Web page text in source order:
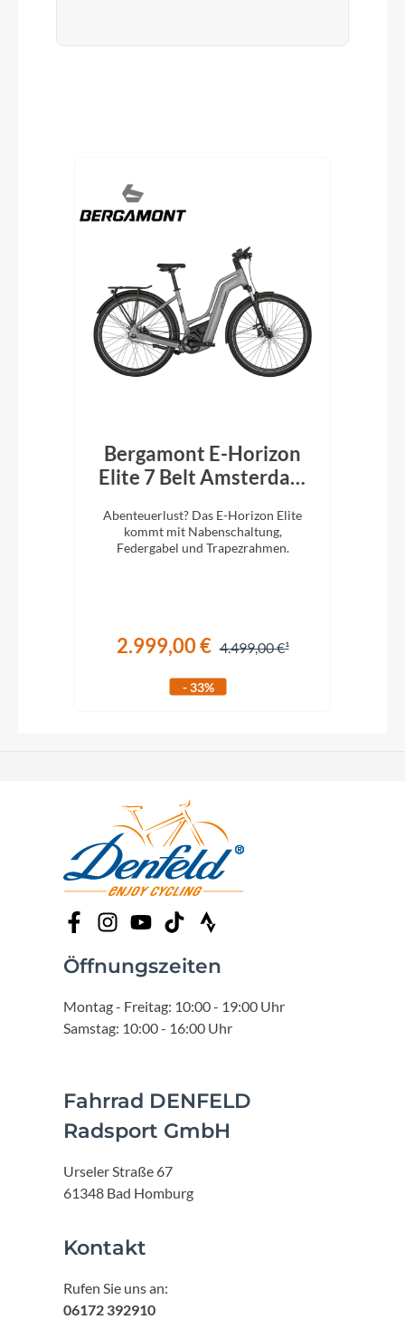
Bergamont E-Horizon
Elite 7 Belt Amsterdam
mortar grey
Abenteuerlust? Das E-Horizon Elite
kommt mit Nabenschaltung,
Federgabel und Trapezrahmen.
2.999,00 € 4.499,00 €
- 33%
Öffnungszeiten
Montag - Freitag: 10:00 - 19:00 Uhr
Samstag: 10:00 - 16:00 Uhr
Fahrrad DENFELD
Radsport GmbH
Urseler Straße 67
61348 Bad Homburg
Kontakt
Rufen Sie uns an:
06172 392910